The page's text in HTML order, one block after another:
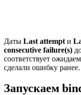
Даты Last attempt и
consecutive failure(s)
соответствует
сделали ошибку ранее.
Запускаем